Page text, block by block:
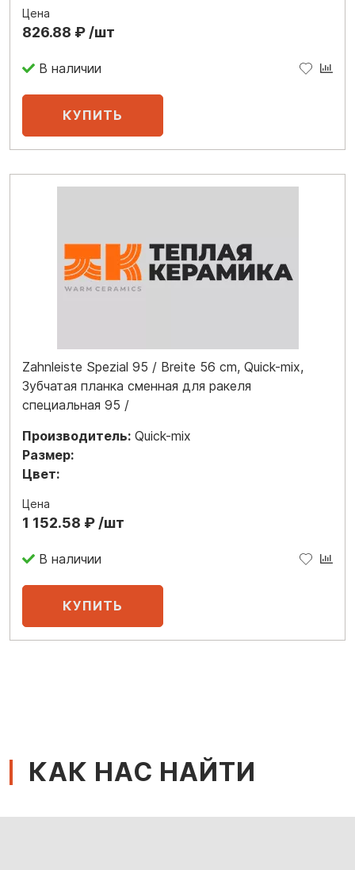
Цена
826.88 ₽ /шт
В наличии
Zahnleiste Spezial 95 / Breite 56 cm, Quick-mix,
Зубчатая планка сменная для ракеля
специальная 95 /
Производитель: Quick-mix
Размер:
Цвет:
Цена
1 152.58 ₽ /шт
В наличии
КАК НАС НАЙТИ